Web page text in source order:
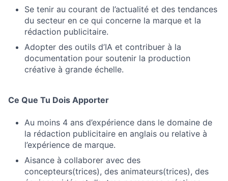
Se tenir au courant de l’actualité et des tendances
du secteur en ce qui concerne la marque et la
rédaction publicitaire.
Adopter des outils d’IA et contribuer à la
documentation pour soutenir la production
créative à grande échelle.
Ce Que Tu Dois Apporter
Au moins 4 ans d’expérience dans le domaine de
la rédaction publicitaire en anglais ou relative à
l’expérience de marque.
Aisance à collaborer avec des
concepteurs(trices), des animateurs(trices), des